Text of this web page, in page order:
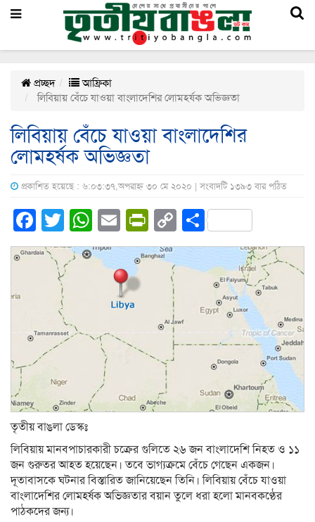
প্রচ্ছদ
আফ্রিকা
লিবিয়ায় বেঁচে যাওয়া বাংলাদেশির লোমহর্ষক অভিজ্ঞতা
লিবিয়ায় বেঁচে যাওয়া বাংলাদেশির
লোমহর্ষক অভিজ্ঞতা
প্রকাশিত হয়েছে : ৬:০৩:৩৭,অপরাহ্ন ৩০ মে ২০২০ | সংবাদটি ১৩৯৩ বার পঠিত
Facebook
Twitter
WhatsApp
EmailPrintFriendly
Copy
Link
Share
তৃতীয় বাঙলা ডেস্কঃ
লিবিয়ায় মানবপাচারকারী চক্রের গুলিতে ২৬ জন বাংলাদেশি নিহত ও ১১
জন গুরুতর আহত হয়েছেন। তবে ভাগ্যক্রমে বেঁচে গেছেন একজন।
দূতাবাসকে ঘটনার বিস্তারিত জানিয়েছেন তিনি। লিবিয়ায় বেঁচে যাওয়া
বাংলাদেশির লোমহর্ষক অভিজ্ঞতার বয়ান তুলে ধরা হলো মানবকণ্ঠের
পাঠকদের জন্য।